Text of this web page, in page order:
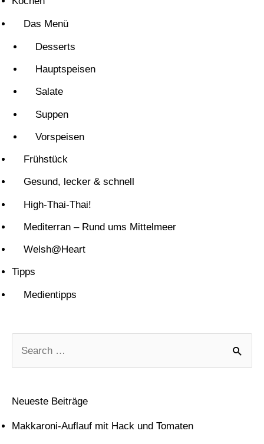
Das Menü
Desserts
Hauptspeisen
Salate
Suppen
Vorspeisen
Frühstück
Gesund, lecker & schnell
High-Thai-Thai!
Mediterran – Rund ums Mittelmeer
Welsh@Heart
Tipps
Medientipps
Neueste Beiträge
Makkaroni-Auflauf mit Hack und Tomaten